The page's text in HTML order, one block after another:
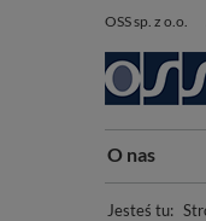
OSS sp. z o.o.
O nas
Jesteś tu: